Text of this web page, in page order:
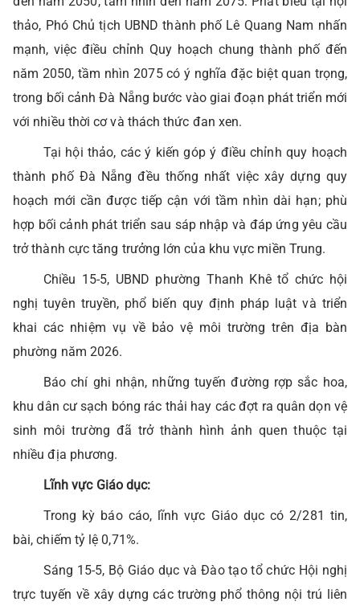
thảo, Phó Chủ tịch UBND thành phố Lê Quang Nam nhấn
mạnh, việc điều chỉnh Quy hoạch chung thành phố đến
năm 2050, tầm nhìn 2075 có ý nghĩa đặc biệt quan trọng,
trong bối cảnh Đà Nẵng bước vào giai đoạn phát triển mới
với nhiều thời cơ và thách thức đan xen.
Tại hội thảo, các ý kiến góp ý điều chỉnh quy hoạch
thành phố Đà Nẵng đều thống nhất việc xây dựng quy
hoạch mới cần được tiếp cận với tầm nhìn dài hạn; phù
hợp bối cảnh phát triển sau sáp nhập và đáp ứng yêu cầu
trở thành cực tăng trưởng lớn của khu vực miền Trung.
Chiều 15-5, UBND phường Thanh Khê tổ chức hội
nghị tuyên truyền, phổ biến quy định pháp luật và triển
khai các nhiệm vụ về bảo vệ môi trường trên địa bàn
phường năm 2026.
Báo chí ghi nhận, những tuyến đường rợp sắc hoa,
khu dân cư sạch bóng rác thải hay các đợt ra quân dọn vệ
sinh môi trường đã trở thành hình ảnh quen thuộc tại
nhiều địa phương.
Lĩnh vực Giáo dục:
Trong kỳ báo cáo, lĩnh vực Giáo dục có 2/281 tin,
bài, chiếm tỷ lệ 0,71%.
Sáng 15-5, Bộ Giáo dục và Đào tạo tổ chức Hội nghị
trực tuyến về xây dựng các trường phổ thông nội trú liên